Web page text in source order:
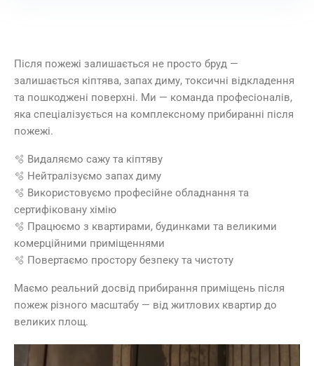
Після пожежі залишається не просто бруд —
залишається кіптява, запах диму, токсичні відкладення
та пошкоджені поверхні. Ми — команда професіоналів,
яка спеціалізується на комплексному прибиранні після
пожежі.
🫧 Видаляємо сажу та кіптяву
🫧 Нейтралізуємо запах диму
🫧 Використовуємо професійне обладнання та
сертифіковану хімію
🫧 Працюємо з квартирами, будинками та великими
комерційними приміщеннями
🫧 Повертаємо простору безпеку та чистоту
Маємо реальний досвід прибирання приміщень після
пожеж різного масштабу — від житлових квартир до
великих площ.